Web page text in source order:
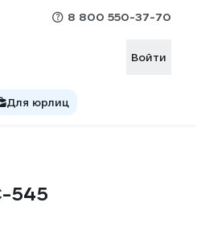
8 800 550-37-70
Войти
Для юрлиц
545